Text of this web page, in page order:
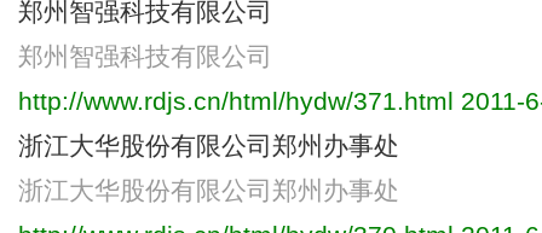
郑州智强科技有限公司
郑州智强科技有限公司
http://www.rdjs.cn/html/hydw/371.html 2011-
浙江大华股份有限公司郑州办事处
浙江大华股份有限公司郑州办事处